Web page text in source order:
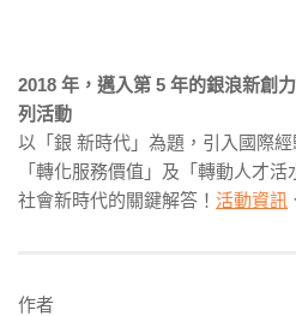
2018 年，邁入第 5 年的銀浪新創
列活動
以「銀 新時代」為題，引入國際
「轉化服務價值」及「轉動人才
社會新時代的關鍵解答！ 活動資訊
作者